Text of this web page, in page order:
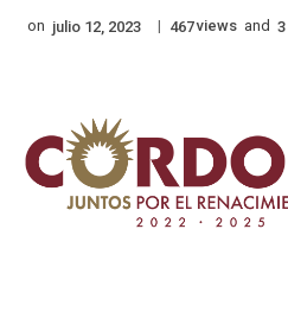
on julio 12, 2023 | 467views and 3